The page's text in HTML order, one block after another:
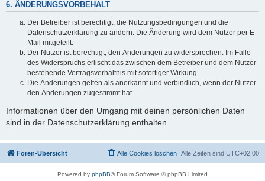
6. ÄNDERUNGSVORBEHALT
Der Betreiber ist berechtigt, die Nutzungsbedingungen und die
Datenschutzerklärung zu ändern. Die Änderung wird dem Nutzer per E-
Mail mitgeteilt.
Der Nutzer ist berechtigt, den Änderungen zu widersprechen. Im Falle
des Widerspruchs erlischt das zwischen dem Betreiber und dem Nutzer
bestehende Vertragsverhältnis mit sofortiger Wirkung.
Die Änderungen gelten als anerkannt und verbindlich, wenn der Nutzer
den Änderungen zugestimmt hat.
Informationen über den Umgang mit deinen persönlichen Daten
sind in der Datenschutzerklärung enthalten.
Foren-Übersicht Alle Zeiten sind UTC+02:00
Alle Cookies löschen
Powered by phpBB® Forum Software © phpBB Limited